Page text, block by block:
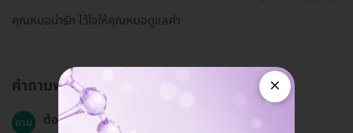
คุณหมอน่ารัก ไว้ใจให้คุณหมอดูแลค่า
คำถามพบบ่อย
ถาม ต้องมีการนัดหมายก่อนทำการรักษาหรือไม่?
×